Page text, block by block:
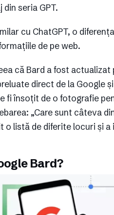
seria GPT.
cu ChatGPT, o
de pe web.
că Bard a fost actualizat
direct de la Google
fi însoțit de o fotografie
„Care sunt câteva
o listă de diferite locuri și
Bard?